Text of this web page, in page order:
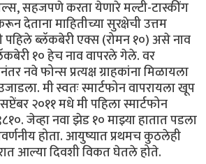
सहजपणे करता येणारे मल्टी-टास्कींग
देताना माहितीच्या सुरक्षेची उत्तम
पहिले ब्लॅकबेरी एक्स (रोमन १०) असे नाव
१० हेच नाव वापरले गेले. वर
नवे फोन्स प्रत्यक्ष ग्राहकांना मिळायला
मी स्वतः स्मार्टफोन वापरायला खूप
२०११ मधे मी पहिला स्मार्टफोन
जेव्हा नवा झेड १० माझ्या हातात पडला
होता. आयुष्यात प्रथमच कुठलेही
आल्या दिवशी विकत घेतले होते.